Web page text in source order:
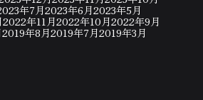
年7月2023年6月2023年5月
2022年11月2022年10月2022年9月
2019年8月2019年7月2019年3月